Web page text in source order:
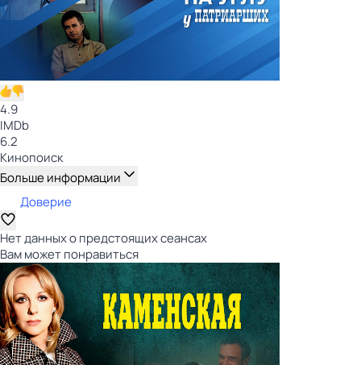
4.9
IMDb
6.2
Кинопоиск
Больше информации
Доверие
Нет данных о предстоящих сеансах
Вам может понравиться